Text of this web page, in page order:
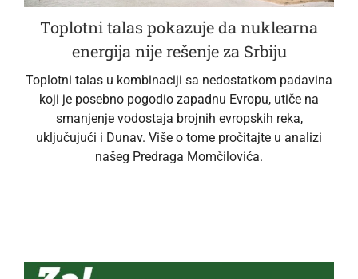
Toplotni talas pokazuje da nuklearna
energija nije rešenje za Srbiju
Toplotni talas u kombinaciji sa nedostatkom padavina
koji je posebno pogodio zapadnu Evropu, utiče na
smanjenje vodostaja brojnih evropskih reka,
uključujući i Dunav. Više o tome pročitajte u analizi
našeg Predraga Momčilovića.